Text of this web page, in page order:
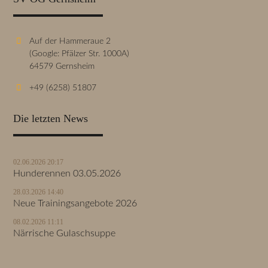
Auf der Hammeraue 2
(Google: Pfälzer Str. 1000A)
64579 Gernsheim
+49 (6258) 51807
Die letzten News
02.06.2026 20:17
Hunderennen 03.05.2026
28.03.2026 14:40
Neue Trainingsangebote 2026
08.02.2026 11:11
Närrische Gulaschsuppe